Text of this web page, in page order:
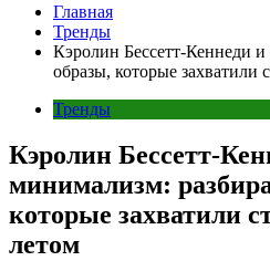
Главная
Тренды
Кэролин Бессетт-Кеннеди
образы, которые захватили
Тренды
Кэролин Бессетт-
минимализм:
которые захватили
летом